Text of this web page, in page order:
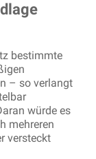
bestimmte
– so verlangt
würde es
mehreren
versteckt